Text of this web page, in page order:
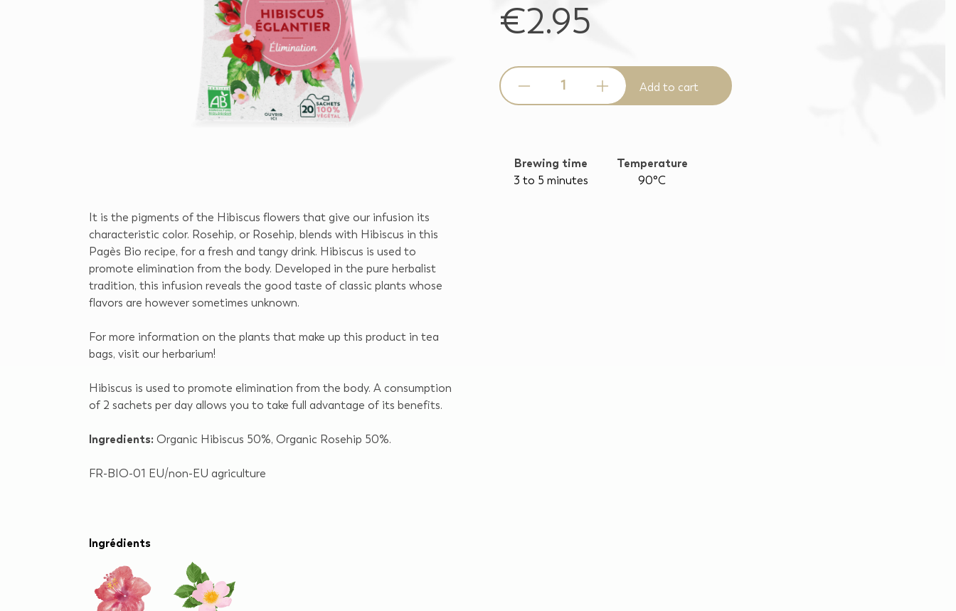
It is the pigments of the Hibiscus flowers that give our infusion its
characteristic color. Rosehip, or Rosehip, blends with Hibiscus in this
Pagès Bio recipe, for a fresh and tangy drink. Hibiscus is used to
promote elimination from the body. Developed in the pure herbalist
tradition, this infusion reveals the good taste of classic plants whose
flavors are however sometimes unknown.
For more information on the plants that make up this product in tea
bags, visit our herbarium!
Hibiscus is used to promote elimination from the body. A consumption
of 2 sachets per day allows you to take full advantage of its benefits.
Ingredients: Organic Hibiscus 50%, Organic Rosehip 50%.
FR-BIO-01 EU/non-EU agriculture
Ingrédients
€2.95
Quantity
Add to cart
Brewing time
3 to 5 minutes
Temperature
90°C